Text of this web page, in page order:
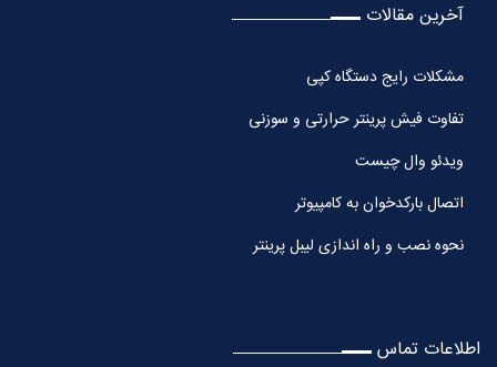
آخرین مقالات
مشکلات رایج دستگاه کپی
تفاوت فیش پرینتر حرارتی و سوزنی
ویدئو وال چیست
اتصال بارکدخوان به کامپیوتر
نحوه نصب و راه اندازی لیبل پرینتر
اطلاعات تماس